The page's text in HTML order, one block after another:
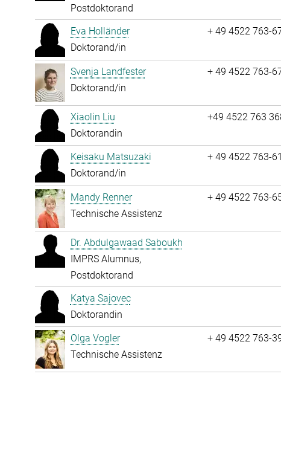
Postdoktorand
Eva Holländer
Doktorand/in
+ 49 4522 763-
Svenja Landfester
Doktorand/in
+ 49 4522 763-
Xiaolin Liu
Doktorandin
+49 4522 763
Keisaku Matsuzaki
Doktorand/in
+ 49 4522 763-
Mandy Renner
Technische Assistenz
+ 49 4522 763-
Dr. Abdulgawaad Saboukh
IMPRS Alumnus,
Postdoktorand
Katya Sajovec
Doktorandin
Olga Vogler
Technische Assistenz
+ 49 4522 763-